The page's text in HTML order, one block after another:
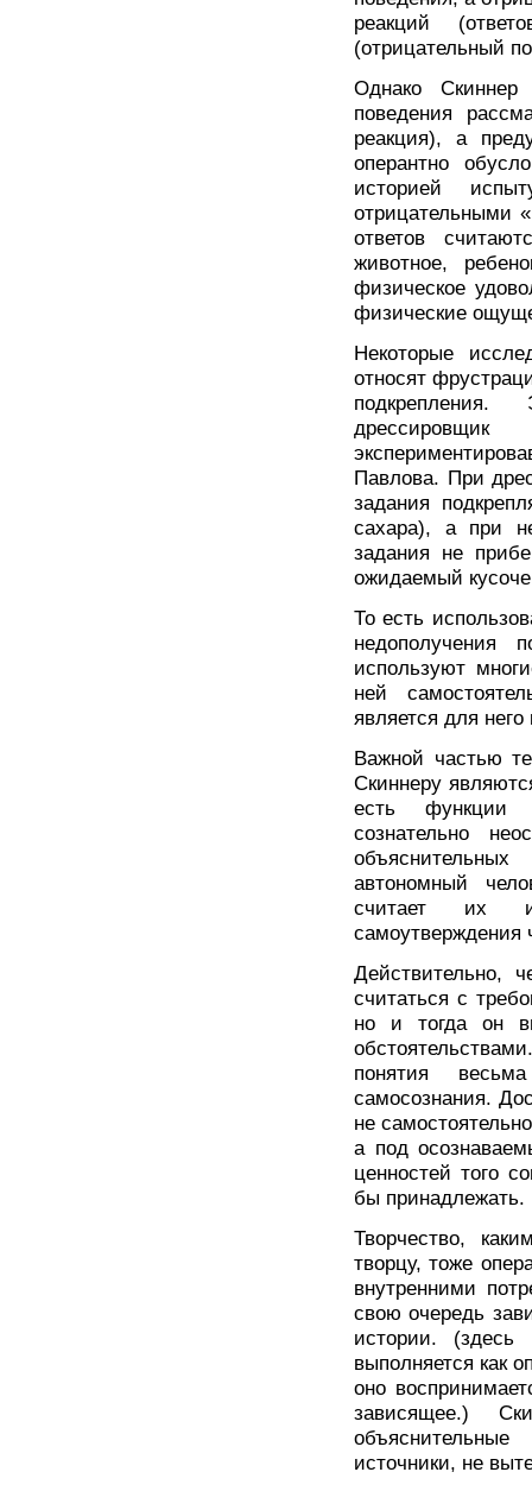
реакций
(отрицательный
Однако
поведения
реакция), а
оперантно
историей
отрицательными
ответов
животное,
физическое
физические
Некоторые
относят
Павлова. При
задания
сахара), а при
задания не
ожидаемый
То есть
недополучения
используют
ней
является для
Важной частью
Скиннеру
есть функции
сознательно
автономный
считает их
самоутверждения
Действительно,
считаться с
но и тогда он
понятия
самосознания.
не
а под
ценностей того
бы принадлежать.
Творчество,
творцу, тоже
внутренними
свою очередь
истории. (здесь
выполняется как
оно
зависящее.)
источники, не